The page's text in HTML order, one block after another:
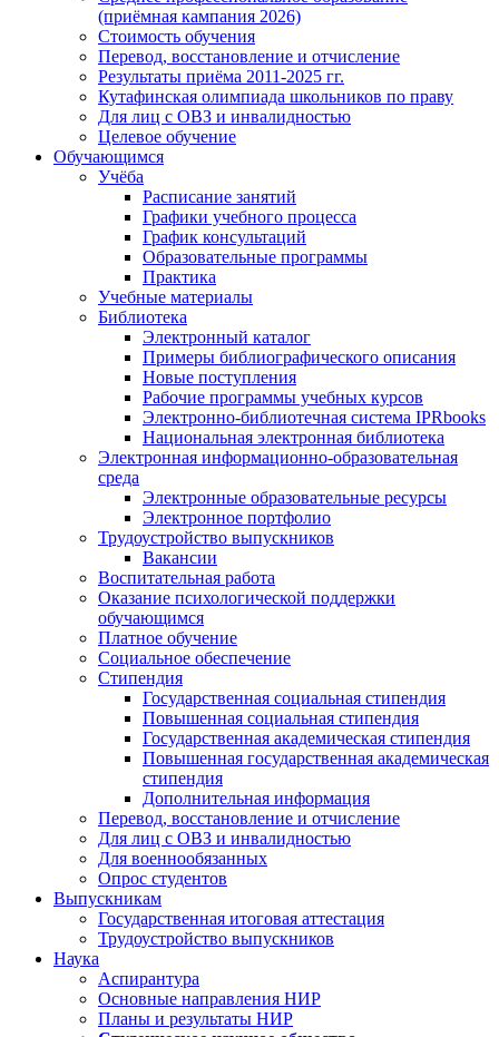
(приёмная кампания 2026)
Стоимость обучения
Перевод, восстановление и отчисление
Результаты приёма 2011-2025 гг.
Кутафинская олимпиада школьников по праву
Для лиц с ОВЗ и инвалидностью
Целевое обучение
Обучающимся
Учёба
Расписание занятий
Графики учебного процесса
График консультаций
Образовательные программы
Практика
Учебные материалы
Библиотека
Электронный каталог
Примеры библиографического описания
Новые поступления
Рабочие программы учебных курсов
Электронно-библиотечная система IPRbooks
Национальная электронная библиотека
Электронная информационно-образовательная
среда
Электронные образовательные ресурсы
Электронное портфолио
Трудоустройство выпускников
Вакансии
Воспитательная работа
Оказание психологической поддержки
обучающимся
Платное обучение
Социальное обеспечение
Стипендия
Государственная социальная стипендия
Повышенная социальная стипендия
Государственная академическая стипендия
Повышенная государственная академическая
стипендия
Дополнительная информация
Перевод, восстановление и отчисление
Для лиц с ОВЗ и инвалидностью
Для военнообязанных
Опрос студентов
Выпускникам
Государственная итоговая аттестация
Трудоустройство выпускников
Наука
Аспирантура
Основные направления НИР
Планы и результаты НИР